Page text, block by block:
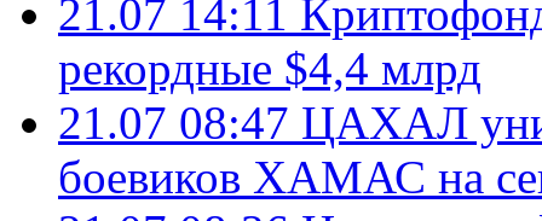
21.07 14:11
рекордные $4,4 млрд
21.07 08:47 ЦАХАЛ
боевиков ХАМАС на